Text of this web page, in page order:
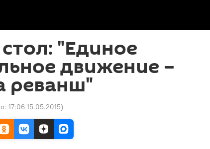
"Единое
движение –
реванш"
17:06 15.05.2015)